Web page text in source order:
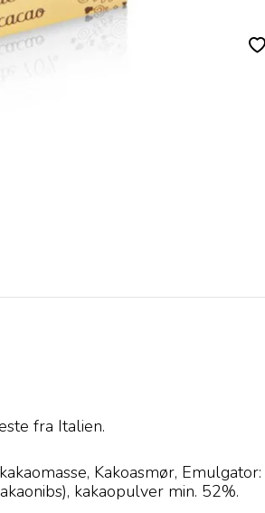
fra Italien.
Kakoasmør, Emulgator:
kakaopulver min. 52%.